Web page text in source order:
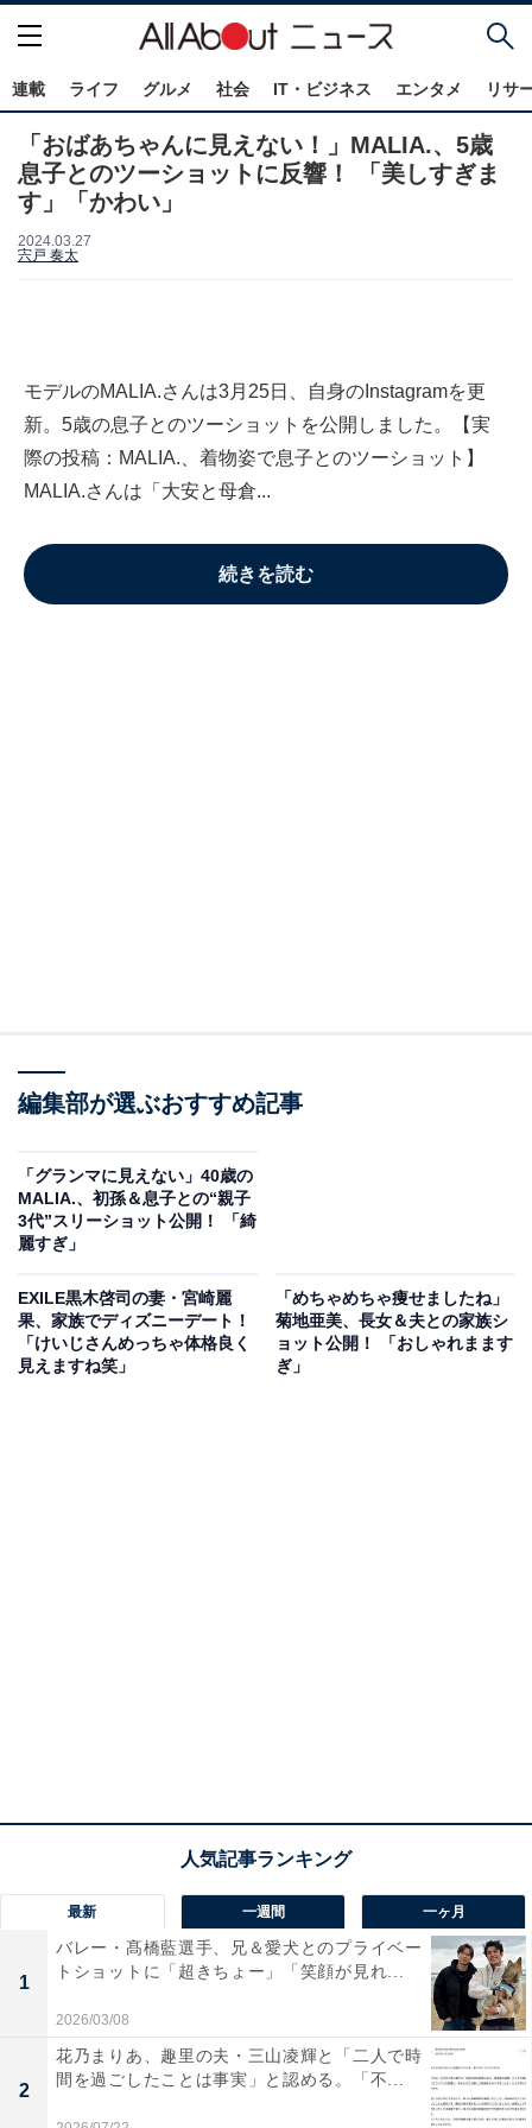
連載 ライフ グルメ 社会 IT・ビジネス エンタメ リサ
「おばあちゃんに見えない！」MALIA.、5歳
息子とのツーショットに反響！ 「美しすぎま
す」「かわい」
2024.03.27
宍戸 奏太
モデルのMALIA.さんは3月25日、自身のInstagramを更
新。5歳の息子とのツーショットを公開しました。【実
際の投稿：MALIA.、着物姿で息子とのツーショット】
MALIA.さんは「大安と母倉...
続きを読む
編集部が選ぶおすすめ記事
「グランマに見えない」40歳の
MALIA.、初孫＆息子との“親子
3代”スリーショット公開！ 「綺
麗すぎ」
EXILE黒木啓司の妻・宮崎麗
果、家族でディズニーデート！
「けいじさんめっちゃ体格良く
見えますね笑」
「めちゃめちゃ痩せましたね」
菊地亜美、長女＆夫との家族シ
ョット公開！ 「おしゃれまます
ぎ」
最新 一週間 一ヶ月
1
バレー・髙橋藍選手、兄＆愛犬とのプライベー
トショットに「超きちょー」「笑顔が見れ...
2026/03/08
2
花乃まりあ、趣里の夫・三山凌輝と「二人で時
間を過ごしたことは事実」と認める。「不...